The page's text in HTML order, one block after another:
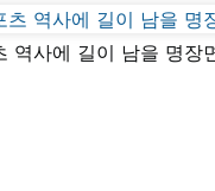
역사에 길이 남을 명장